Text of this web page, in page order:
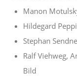
Manon
Hildegard
Stephan
Ralf Viehweg,
Bild